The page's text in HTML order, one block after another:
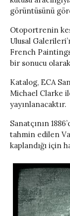
görüntüsünü
Otoportrenin
Ulusal
French
bir sonucu olarak
Katalog, ECA
Michael Clarke
yayınlanacaktır.
Sanatçının
tahmin edilen
kaplandığı için